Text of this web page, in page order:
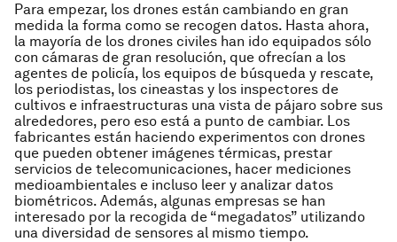
Para empezar, los drones están cambiando en gran
medida la forma como se recogen datos. Hasta ahora,
la mayoría de los drones civiles han ido equipados sólo
con cámaras de gran resolución, que ofrecían a los
agentes de policía, los equipos de búsqueda y rescate,
los periodistas, los cineastas y los inspectores de
cultivos e infraestructuras una vista de pájaro sobre sus
alrededores, pero eso está a punto de cambiar. Los
fabricantes están haciendo experimentos con drones
que pueden obtener imágenes térmicas, prestar
servicios de telecomunicaciones, hacer mediciones
medioambientales e incluso leer y analizar datos
biométricos. Además, algunas empresas se han
interesado por la recogida de “megadatos” utilizando
una diversidad de sensores al mismo tiempo.